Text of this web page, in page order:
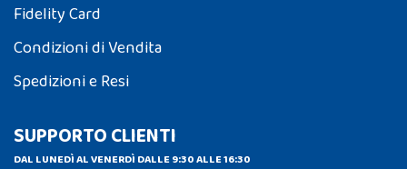
Fidelity Card
Condizioni di Vendita
Spedizioni e Resi
SUPPORTO CLIENTI
DAL LUNEDÌ AL VENERDÌ DALLE 9:30 ALLE 16:30